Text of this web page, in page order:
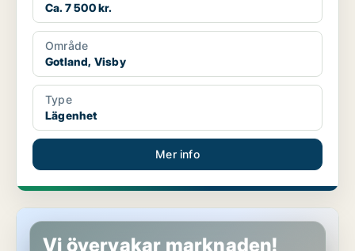
Ca. 7 500 kr.
Område
Gotland, Visby
Type
Lägenhet
Mer info
Lägenhet i Gotland, Romakloster
Vi övervakar marknaden!